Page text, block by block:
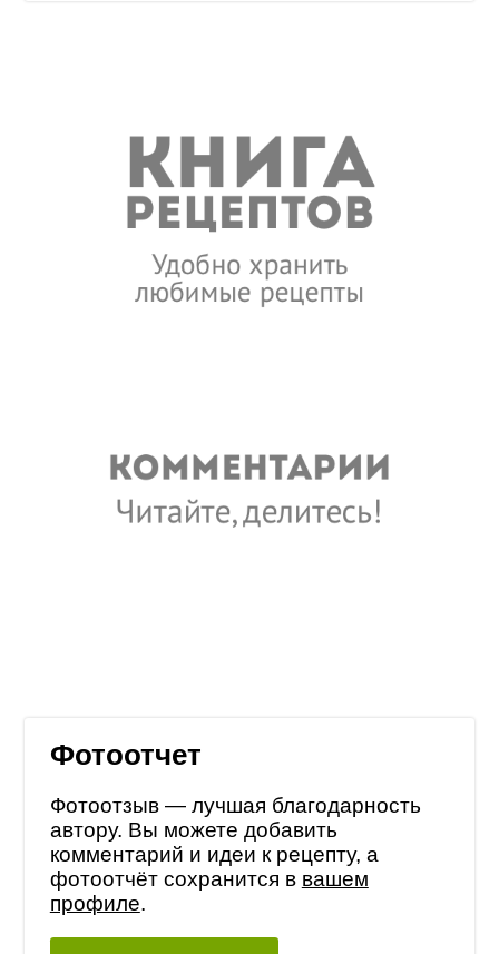
Фотоотчет
Фотоотзыв — лучшая благодарность
автору. Вы можете добавить
комментарий и идеи к рецепту, а
фотоотчёт сохранится в вашем
профиле.